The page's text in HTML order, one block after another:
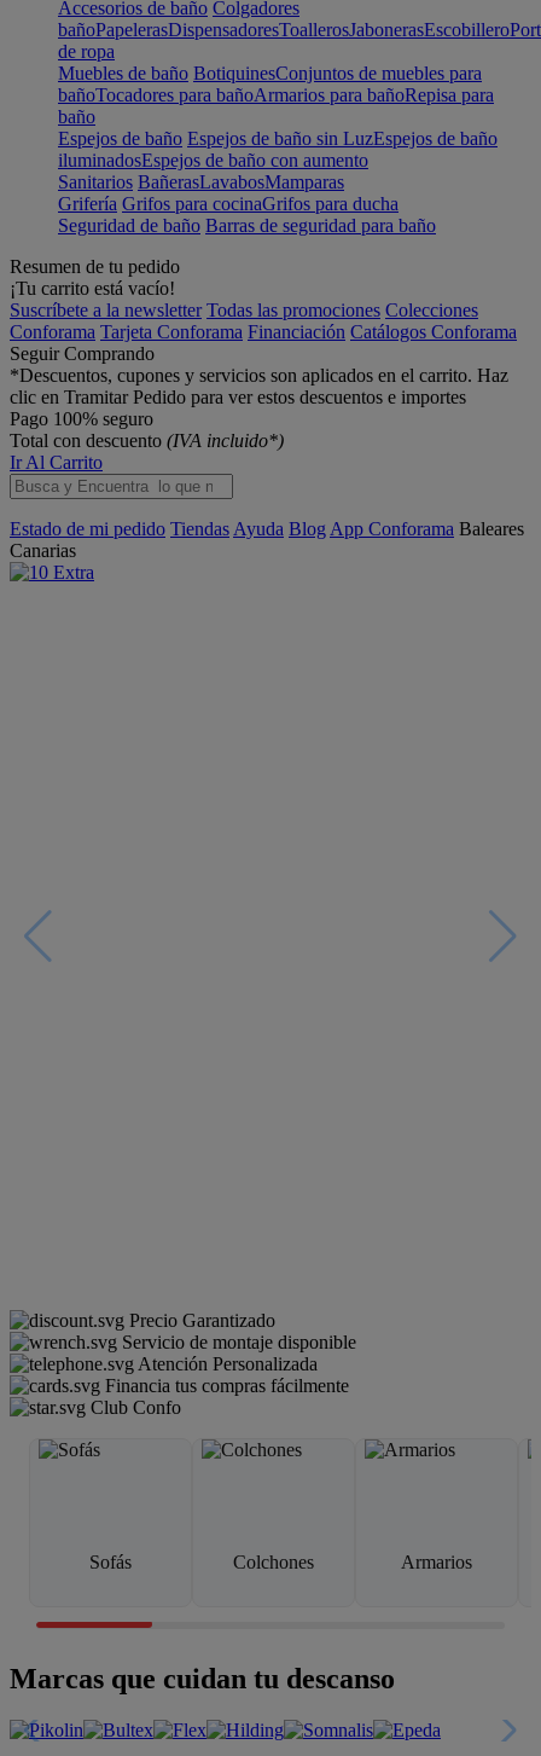
Accesorios de baño Colgadores
bañoPapelerasDispensadoresToallerosJabonerasEscobillero
de ropa
Muebles de baño BotiquinesConjuntos de muebles para
bañoTocadores para bañoArmarios para bañoRepisa para
baño
Espejos de baño Espejos de baño sin LuzEspejos de baño
iluminadosEspejos de baño con aumento
Sanitarios BañerasLavabosMamparas
Grifería Grifos para cocinaGrifos para ducha
Seguridad de baño Barras de seguridad para baño
Resumen de tu pedido
¡Tu carrito está vacío!
Suscríbete a la newsletter Todas las promociones Colecciones
Conforama Tarjeta Conforama Financiación Catálogos Conforama
Seguir Comprando
*Descuentos, cupones y servicios son aplicados en el carrito. Haz
clic en Tramitar Pedido para ver estos descuentos e importes
Pago 100% seguro
Total con descuento (IVA incluido*)
Ir Al Carrito
Estado de mi pedido Tiendas Ayuda Blog App Conforama Baleares
Canarias
Precio Garantizado
Servicio de montaje disponible
Atención Personalizada
Financia tus compras fácilmente
Club Confo
Sofás Colchones Armarios
Marcas que cuidan tu descanso